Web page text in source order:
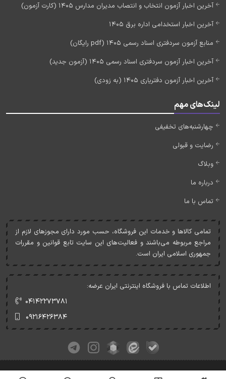
آخرین اخبار آزمون انتخاب و انتصاب مدیران مدارس 1405 (کارت آزمون)
آخرین اخبار استخدامی اداره برق 1405
منابع آزمون سردفتری اسناد رسمی 1405 (pdf رایگان)
آخرین اخبار آزمون سردفتری اسناد رسمی 1405 (آزمون جدید)
آخرین اخبار آزمون دفتریاری 1405 (به زودی)
لینک‌های مهم
چهارشنبه‌های تخفیفی
رضایت و قبولی
وبلاگ
درباره ما
تماس با ما
تمامی کالاها و خدمات اين فروشگاه، حسب مورد دارای مجوزهای لازم از
مراجع مربوطه می‌باشند و فعاليت‌های اين سايت تابع قوانين و مقررات
جمهوری اسلامی ايران است.
اطلاعات تماس با فروشگاه اینترنتی ایران عرضه:
۰۴۱۴۲۲۷۳۷۸۱
۰۹۲۱۶۴۲۶۳۸۴